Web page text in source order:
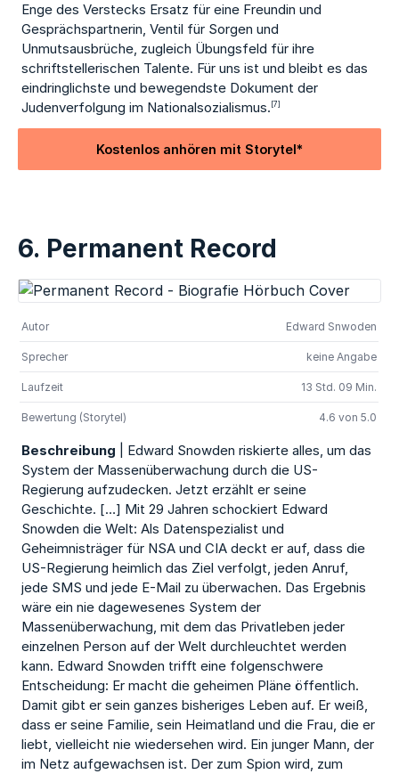
Enge des Verstecks Ersatz für eine Freundin und
Gesprächspartnerin, Ventil für Sorgen und
Unmutsausbrüche, zugleich Übungsfeld für ihre
schriftstellerischen Talente. Für uns ist und bleibt es das
eindringlichste und bewegendste Dokument der
Judenverfolgung im Nationalsozialismus. [7]
Kostenlos anhören mit Storytel*
6. Permanent Record
Autor Edward Snwoden
Sprecher keine Angabe
Laufzeit 13 Std. 09 Min.
Bewertung (Storytel) 4.6 von 5.0
Beschreibung | Edward Snowden riskierte alles, um das
System der Massenüberwachung durch die US-
Regierung aufzudecken. Jetzt erzählt er seine
Geschichte. […] Mit 29 Jahren schockiert Edward
Snowden die Welt: Als Datenspezialist und
Geheimnisträger für NSA und CIA deckt er auf, dass die
US-Regierung heimlich das Ziel verfolgt, jeden Anruf,
jede SMS und jede E-Mail zu überwachen. Das Ergebnis
wäre ein nie dagewesenes System der
Massenüberwachung, mit dem das Privatleben jeder
einzelnen Person auf der Welt durchleuchtet werden
kann. Edward Snowden trifft eine folgenschwere
Entscheidung: Er macht die geheimen Pläne öffentlich.
Damit gibt er sein ganzes bisheriges Leben auf. Er weiß,
dass er seine Familie, sein Heimatland und die Frau, die er
liebt, vielleicht nie wiedersehen wird. Ein junger Mann, der
im Netz aufgewachsen ist. Der zum Spion wird, zum